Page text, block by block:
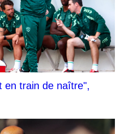
en train de naître",